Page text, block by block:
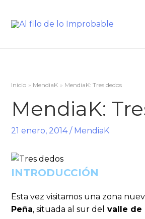
Inicio MendiaK MendiaK: Tres dedos
MendiaK:
21 enero, 2014/ MendiaK
INTRODUCCIÓN
Esta vez visitamos una zona
Peña, situada al sur del valle de